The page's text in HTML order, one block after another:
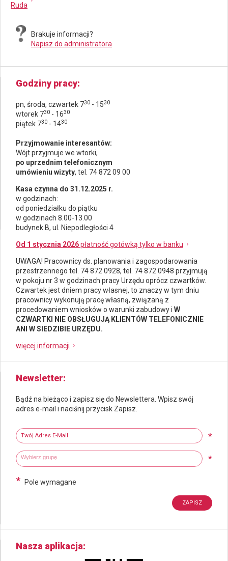
Ruda
Brakuje informacji?
Napisz do administratora
Godziny pracy
pn, środa, czwartek 730 - 1530
wtorek 730 - 1630
piątek 730 - 1430
Przyjmowanie interesantów:
Wójt przyjmuje we wtorki,
po uprzednim telefonicznym
umówieniu wizyty, tel. 74 872 09 00
Kasa czynna do 31.12.2025 r.
w godzinach:
od poniedziałku do piątku
w godzinach 8.00-13.00
budynek B, ul. Niepodległości 4
Od 1 stycznia 2026płatność gotówką tylko w banku
UWAGA! Pracownicy ds. planowania i zagospodarowania
przestrzennego tel. 74 872 0928, tel. 74 872 0948 przyjmują
w pokoju nr 3 w godzinach pracy Urzędu oprócz czwartków.
Czwartek jest dniem pracy własnej, to znaczy w tym dniu
pracownicy wykonują pracę własną, związaną z
procedowaniem wniosków o warunki zabudowy i W
CZWARTKI NIE OBSŁUGUJĄ KLIENTÓW TELEFONICZNIE
ANI W SIEDZIBIE URZĘDU.
więcej informacji
Newsletter
Bądź na bieżąco i zapisz się do Newslettera. Wpisz swój
adres e-mail i naciśnij przycisk Zapisz.
Twój adres e-mail
*
Wybierz grupy tematyczne *
Wpisz wyszukiwaną fraze
* Pole wymagane
Nasza aplikacja